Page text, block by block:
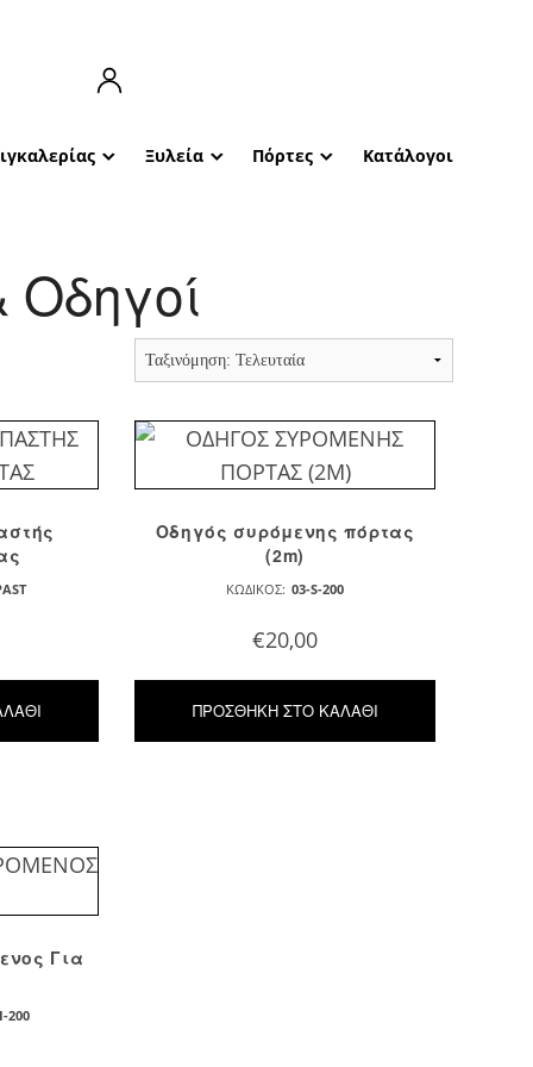
Ξυλεία Πόρτες Κατάλογοι
Οδηγός συρόμενης πόρτας
(2m)
ΚΩΔΙΚΌΣ: 03-S-200
€20,00
ΠΡΟΣΘΉΚΗ ΣΤΟ ΚΑΛΆΘΙ
Για
200